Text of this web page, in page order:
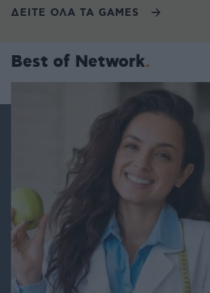
ΔΕΙΤΕ ΟΛΑ ΤΑ GAMES
Best of Network